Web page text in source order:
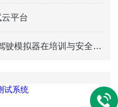
平台
探索未来驾驶技术：深入解析驾驶模拟器在培训与安全教育中的应用与优势